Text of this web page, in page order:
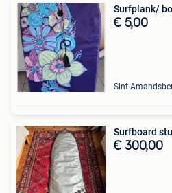
Surfplank/
€ 5,00
Sint-
Surfboard
€ 300,00